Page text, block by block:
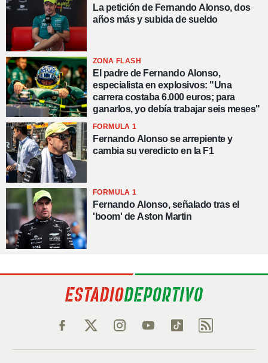
La petición de Fernando Alonso, dos
años más y subida de sueldo
ZONA FLASH
El padre de Fernando Alonso,
especialista en explosivos: "Una
carrera costaba 6.000 euros; para
ganarlos, yo debía trabajar seis meses"
FORMULA 1
Fernando Alonso se arrepiente y
cambia su veredicto en la F1
FORMULA 1
Fernando Alonso, señalado tras el
'boom' de Aston Martin